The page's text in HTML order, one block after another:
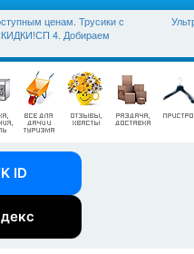
ценам. Трусики с
4. Добираем
ID